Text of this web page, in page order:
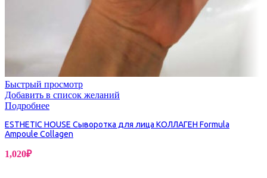
Быстрый просмотр
Добавить в список желаний
Подробнее
ESTHETIC HOUSE Сыворотка для лица КОЛЛАГЕН Formula
Ampoule Collagen
1,020₽